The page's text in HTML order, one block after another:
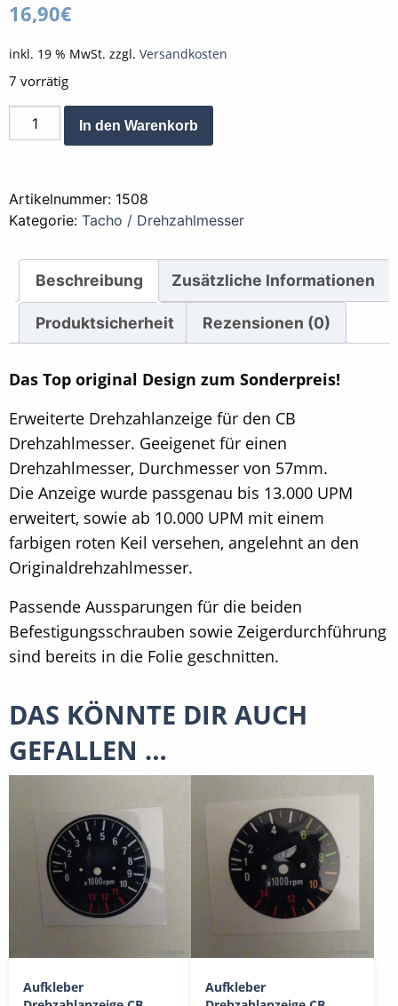
16,90€
inkl. 19 % MwSt. zzgl. Versandkosten
7 vorrätig
Aufkleber
Drehzahlanzeige
Keil"
Menge
In den Warenkorb
Artikelnummer: 1508
Kategorie: Tacho / Drehzahlmesser
Beschreibung Zusätzliche Informationen
Produktsicherheit Rezensionen (0)
Das Top original Design zum Sonderpreis!
Erweiterte Drehzahlanzeige für den CB
Drehzahlmesser. Geeigenet für einen
Drehzahlmesser, Durchmesser von 57mm.
Die Anzeige wurde passgenau bis 13.000 UPM
erweitert, sowie ab 10.000 UPM mit einem
farbigen roten Keil versehen, angelehnt an den
Originaldrehzahlmesser.
Passende Aussparungen für die beiden
Befestigungsschrauben sowie Zeigerdurchführung
sind bereits in die Folie geschnitten.
DAS KÖNNTE DIR AUCH
GEFALLEN …
Aufkleber
Aufkleber